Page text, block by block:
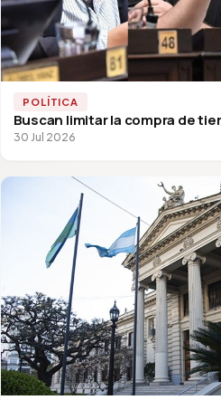
POLÍTICA
Buscan limitar la compra de
30 Jul 2026